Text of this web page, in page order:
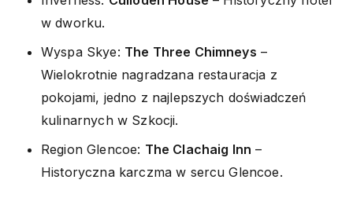
w dworku.
Wyspa Skye: The Three Chimneys –
Wielokrotnie nagradzana restauracja z
pokojami, jedno z najlepszych doświadczeń
kulinarnych w Szkocji.
Region Glencoe: The Clachaig Inn –
Historyczna karczma w sercu Glencoe.